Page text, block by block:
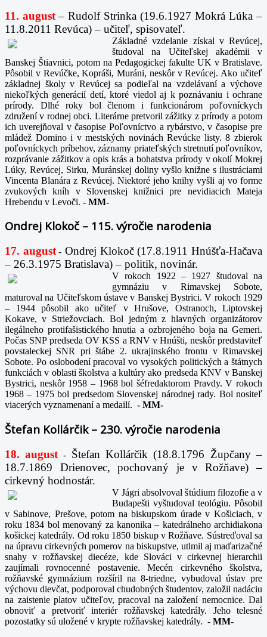
11. august – Rudolf Strinka (19.6.1927 Mokrá Lúka –
11.8.2011 Revúca) – učiteľ, spisovateľ.
Základné vzdelanie získal v Revúcej,
študoval na Učiteľskej akadémii v
Banskej Štiavnici, potom na Pedagogickej fakulte UK v Bratislave.
Pôsobil v Revúčke, Kopráši, Muráni, neskôr v Revúcej. Ako učiteľ
základnej školy v Revúcej sa podieľal na vzdelávaní a výchove
niekoľkých generácií detí, ktoré viedol aj k poznávaniu i ochrane
prírody. Dlhé roky bol členom i funkcionárom poľovníckych
združení v rodnej obci. Literárne pretvoril zážitky z prírody a potom
ich uverejňoval v časopise Poľovníctvo a rybárstvo, v časopise pre
mládež Domino i v mestských novinách Revúcke listy. 8 zbierok
poľovníckych príbehov, záznamy priateľských stretnutí poľovníkov,
rozprávanie zážitkov a opis krás a bohatstva prírody v okolí Mokrej
Lúky, Revúcej, Sirku, Muránskej doliny vyšlo knižne s ilustráciami
Vincenta Blanára z Revúcej. Niektoré jeho knihy vyšli aj vo forme
zvukových kníh v Slovenskej knižnici pre nevidiacich Mateja
Hrebendu v Levoči. - MM-
Ondrej Klokoč – 115. výročie narodenia
17. august- Ondrej Klokoč (17.8.1911 Hnúšťa-Hačava
– 26.3.1975 Bratislava) – politik, novinár.
V rokoch 1922 – 1927 študoval na
gymnáziu v Rimavskej Sobote,
maturoval na Učiteľskom ústave v Banskej Bystrici. V rokoch 1929
– 1944 pôsobil ako učiteľ v Hrušove, Ostranoch, Liptovskej
Kokave, v Striežovciach. Bol jedným z hlavných organizátorov
ilegálneho protifašistického hnutia a ozbrojeného boja na Gemeri.
Počas SNP predseda OV KSS a RNV v Hnúšti, neskôr predstaviteľ
povstaleckej SNR pri štábe 2. ukrajinského frontu v Rimavskej
Sobote. Po oslobodení pracoval vo vysokých politických a štátnych
funkciách v oblasti školstva a kultúry ako predseda KNV v Banskej
Bystrici, neskôr 1958 – 1968 bol šéfredaktorom Pravdy. V rokoch
1968 – 1975 bol predsedom Slovenskej národnej rady. Bol nositeľ
viacerých vyznamenaní a medailí. - MM-
Štefan Kollárčik – 230. výročie narodenia
18. august -
Štefan Kollárčik (18.8.1796 Župčany –
18.7.1869 Drienovec, pochovaný je v Rožňave) –
cirkevný hodnostár.
V Jágri absolvoval štúdium filozofie a v
Budapešti vyštudoval teológiu. Pôsobil
v Sabinove, Prešove, potom na biskupskom úrade v Košiciach, v
roku 1834 bol menovaný za kanonika – katedrálneho archidiakona
košickej katedrály. Od roku 1850 biskup v Rožňave. Sústreďoval sa
na úpravu cirkevných pomerov na biskupstve, utlmil aj maďarizačné
snahy v rožňavskej diecéze, kde Slováci v cirkevnej hierarchii
zaujímali rovnocenné postavenie. Mecén cirkevného školstva,
rožňavské gymnázium rozšíril na 8-triedne, vybudoval ústav pre
výchovu dievčat, podporoval chudobných študentov, založil nadáciu
na zaistenie platov učiteľov, pracoval na založení nemocnice. Dal
obnoviť a pretvoriť interiér rožňavskej katedrály. Jeho telesné
pozostatky sú uložené v krypte rožňavskej katedrály. - MM-